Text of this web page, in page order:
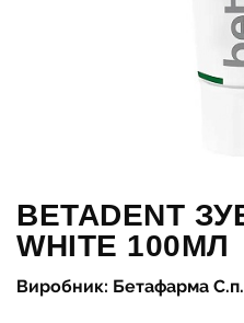
BETADENT
WHITE 100МЛ
Виробник: Бетафарма